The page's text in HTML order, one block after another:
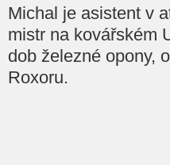
Michal je asistent v
mistr na kovářském
dob železné opony,
Roxoru.